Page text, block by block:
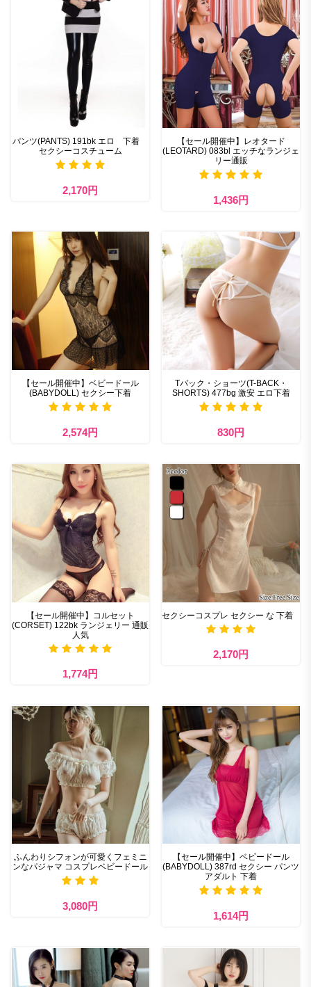
パンツ(PANTS) 191bk エロ 下着
セクシーコスチューム
2,170円
【セール開催中】レオタード
(LEOTARD) 083bl エッチなランジェ
リー通販
1,436円
【セール開催中】ベビードール
(BABYDOLL) セクシー下着
2,574円
Tバック・ショーツ(T-BACK・
SHORTS) 477bg 激安 エロ下着
830円
【セール開催中】コルセット
(CORSET) 122bk ランジェリー 通販
人気
1,774円
セクシーコスプレ セクシー な 下着
2,170円
ふんわりシフォンが可愛くフェミニ
ンなパジャマ コスプレベビードール
3,080円
【セール開催中】ベビードール
(BABYDOLL) 387rd セクシー パンツ
アダルト 下着
1,614円